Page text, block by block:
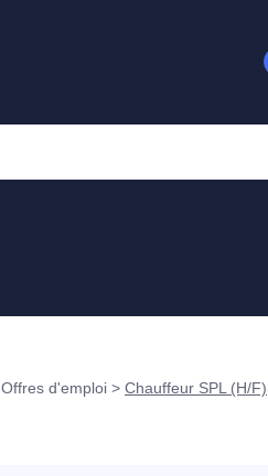
Offres d'emploi > Chauffeur SPL (H/F)